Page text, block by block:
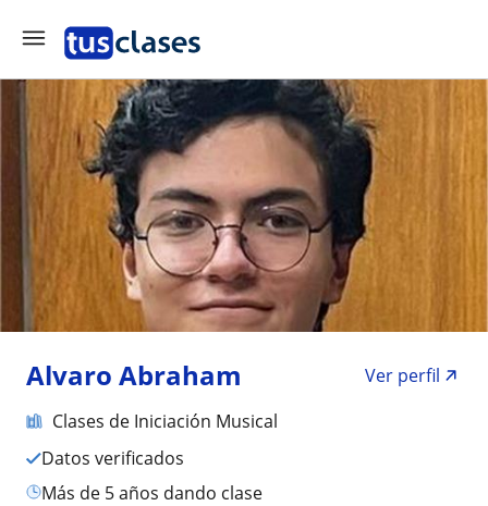
Alvaro Abraham
Ver perfil
Clases de Iniciación Musical
Datos verificados
más de 5 años dando clase